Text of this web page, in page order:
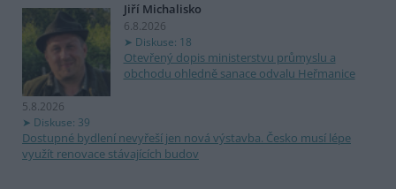
Jiří Michalisko
6.8.2026
Diskuse: 18
Otevřený dopis ministerstvu průmyslu a
obchodu ohledně sanace odvalu Heřmanice
5.8.2026
Diskuse: 39
Dostupné bydlení nevyřeší jen nová výstavba. Česko musí lépe
využít renovace stávajících budov